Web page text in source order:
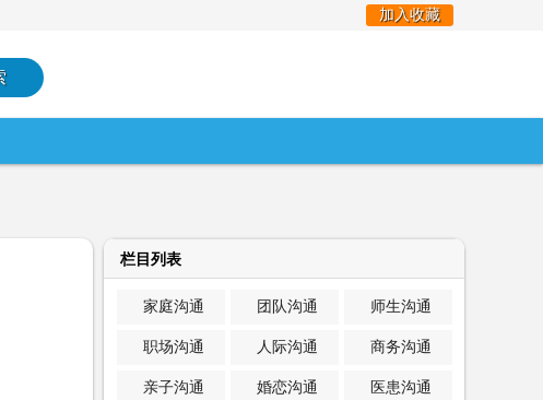
加入收藏
栏目列表
家庭沟通 团队沟通 师生沟通
职场沟通 人际沟通 商务沟通
亲子沟通 婚恋沟通 医患沟通